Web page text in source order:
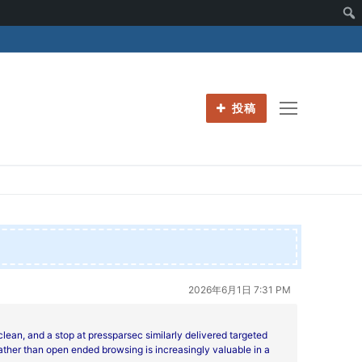
投稿
2026年6月1日 7:31 PM
and a stop at pressparsec similarly delivered targeted
than open ended browsing is increasingly valuable in a